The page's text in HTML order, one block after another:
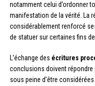
notamment celui d’ordonner
manifestation de la vérité. La
considérablement renforcé
de statuer sur certaines fins
L’échange des écritures
conclusions doivent répondre
sous peine d’être